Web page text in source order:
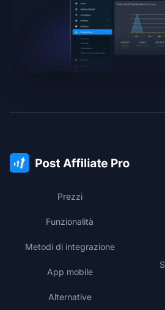
Prezzi
Funzionalità
Metodi di integrazione
App mobile
Alternative